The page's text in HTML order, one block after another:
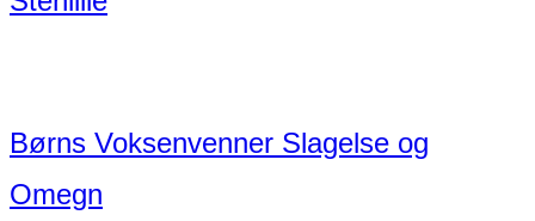
Børns Voksenvenner Slagelse og
Omegn